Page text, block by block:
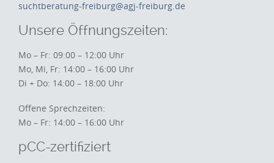
suchtberatung-freiburg@agj-freiburg.de
Unsere Öffnungszeiten:
Mo – Fr: 09:00 – 12:00 Uhr
Mo, Mi, Fr: 14:00 – 16:00 Uhr
Di + Do: 14:00 – 18:00 Uhr
Offene Sprechzeiten:
Mo – Fr: 14:00 – 16:00 Uhr
pCC-zertifiziert